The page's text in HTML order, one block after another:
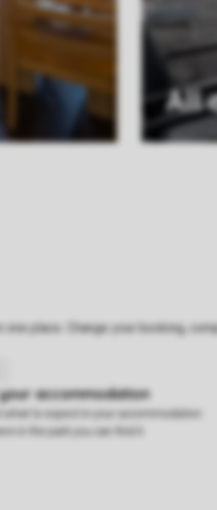
All
what to expect in your accommodation
in the park you can find it.